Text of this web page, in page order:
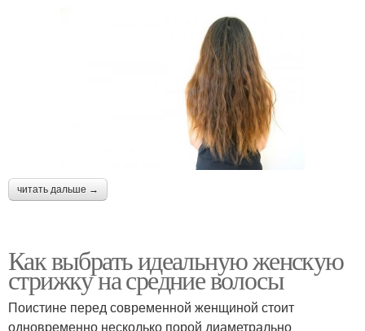
читать дальше →
Как выбрать идеальную женскую
стрижку на средние волосы
Поистине перед современной женщиной стоит
одновременно несколько порой диаметрально